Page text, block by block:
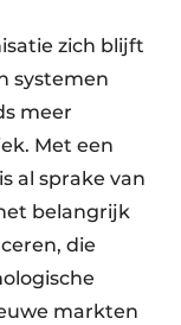
zich blijft
systemen
meer
Met een
al sprake van
belangrijk
die
markten